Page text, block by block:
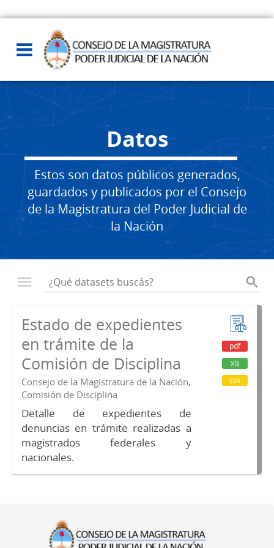
Datos
Estos son datos públicos generados,
guardados y publicados por el Consejo
de la Magistratura del Poder Judicial de
la Nación
Estado de expedientes
en trámite de la
Comisión de Disciplina
Consejo de la Magistratura de la Nación,
Comisión de Disciplina
Detalle de expedientes de
denuncias en trámite realizadas a
magistrados federales y
nacionales.
pdf
xls
csv